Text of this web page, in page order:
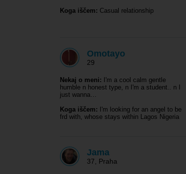
Koga iščem: Casual relationship
Omotayo
29
Nekaj o meni: I'm a cool calm gentle
humble n honest type, n I'm a student.. n I
just wanna…
Koga iščem: I'm looking for an angel to be
frd with, whose stays within Lagos Nigeria
Jama
37 Praha